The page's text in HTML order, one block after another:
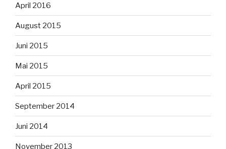
April 2016
August 2015
Juni 2015
Mai 2015
April 2015
September 2014
Juni 2014
November 2013